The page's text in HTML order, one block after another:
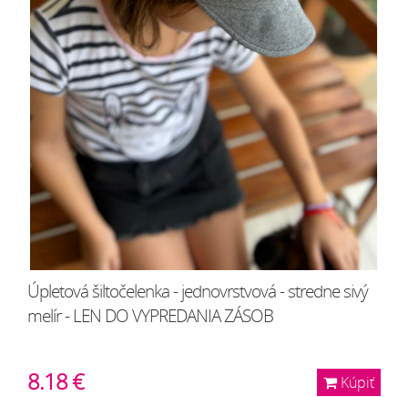
Úpletová šiltočelenka - jednovrstvová - stredne sivý
melír - LEN DO VYPREDANIA ZÁSOB
Kúpiť
8.18 €